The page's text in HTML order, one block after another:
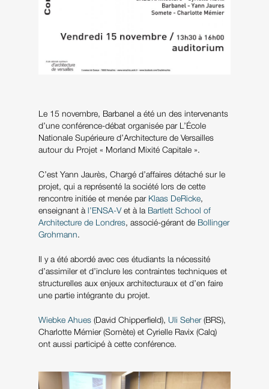
Le 15 novembre, Barbanel a été un des intervenants
d’une conférence-débat organisée par L’École
Nationale Supérieure d’Architecture de Versailles
autour du Projet « Morland Mixité Capitale ».
C’est Yann Jaurès, Chargé d’affaires détaché sur le
projet, qui a représenté la société lors de cette
rencontre initiée et menée par Klaas DeRicke,
enseignant à l’ENSA-Vet à la Bartlett School of
Architecture de Londres, associé-gérant de Bollinger
Grohmann.
Il y a été abordé avec ces étudiants la nécessité
d’assimiler et d’inclure les contraintes techniques et
structurelles aux enjeux architecturaux et d’en faire
une partie intégrante du projet.
Wiebke Ahues (David Chipperfield), Uli Seher(BRS),
Charlotte Mémier (Somète) et Cyrielle Ravix (Calq)
ont aussi participé à cette conférence.